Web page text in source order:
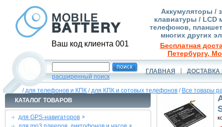
Ваш код клиента 001
Аккумуляторы /
клавиатуры / LCD
телефонов,
многих других
Бесплатная
Петербургу,
расширенный поиск
ГЛАВНАЯ ДОСТАВКА
/для телефонов и КПК /для КПК и сотовых телефонов / Все товары
КАТАЛОГ ТОВАРОВ
для GPS-навигаторов